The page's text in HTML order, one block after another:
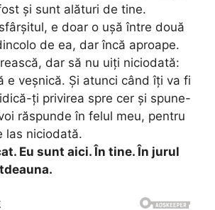
și sunt alături de tine.
e doar o ușă între două
de ea, dar încă aproape.
dar să nu uiți niciodată:
e veșnică. Și atunci când îți va fi
ți privirea spre cer și spune-
răspunde în felul meu, pentru
las niciodată.
Eu sunt aici. În tine. În jurul